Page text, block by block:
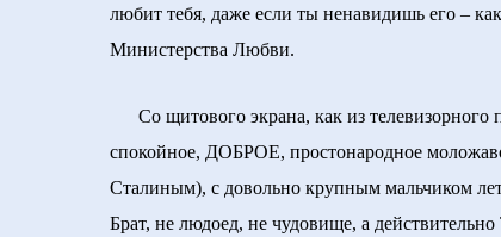
любит тебя, даже если ты ненавидишь его –
Министерства Любви.
Со щитового экрана, как из телевизорного
спокойное, ДОБРОЕ, простонародное
Сталиным), с довольно крупным мальчиком
Брат, не людоед, не чудовище, а